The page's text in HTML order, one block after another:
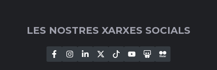
LES NOSTRES XARXES SOCIALS